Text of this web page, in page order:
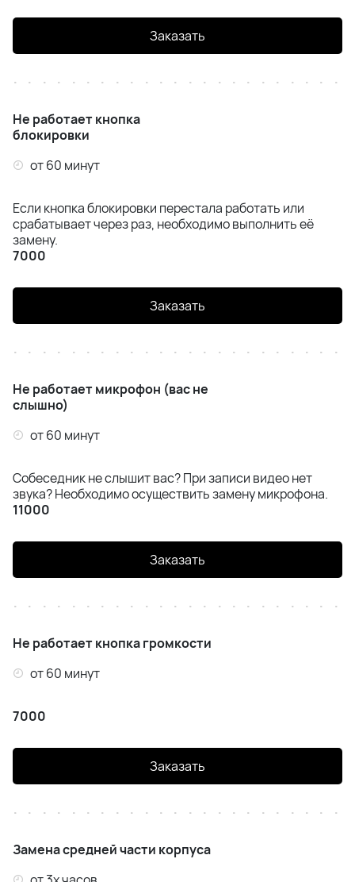
Заказать
Не работает кнопка
блокировки
от 60 минут
Если кнопка блокировки перестала работать или
срабатывает через раз, необходимо выполнить её
замену.
7000
Заказать
Не работает микрофон (вас не
слышно)
от 60 минут
Собеседник не слышит вас? При записи видео нет
звука? Необходимо осуществить замену микрофона.
11000
Заказать
Не работает кнопка громкости
от 60 минут
7000
Заказать
Замена средней части корпуса